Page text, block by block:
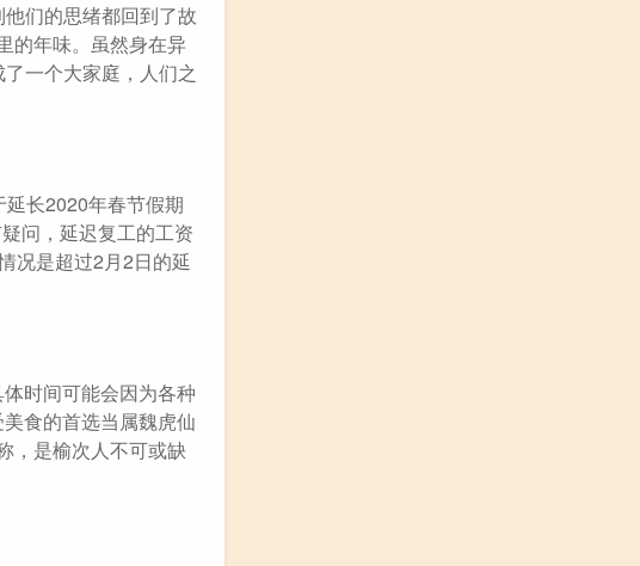
们的思绪都回到了故
的年味。虽然身在异
一个大家庭，人们之
长2020年春节假期
问，延迟复工的工资
况是超过2月2日的延
时间可能会因为各种
食的首选当属魏虎仙
，是榆次人不可或缺